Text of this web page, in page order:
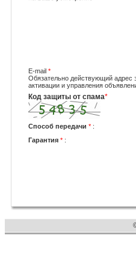
E-mail *
Обязательно действующий адрес
активации и управления
Код защиты от спама*
Способ передачи * :
Гарантия * :